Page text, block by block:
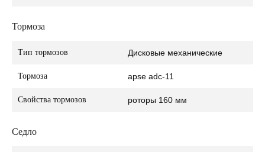
Тормоза
Тип тормозов Дисковые механические
Тормоза apse adc-11
Свойства тормозов роторы 160 мм
Седло